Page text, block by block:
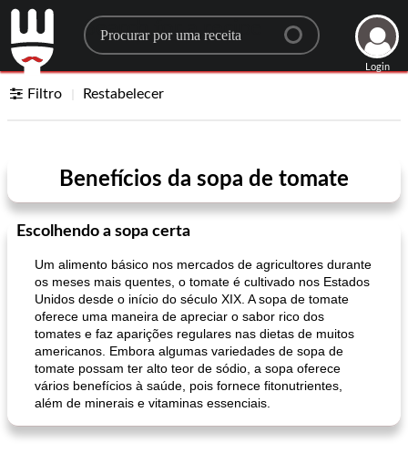
Search for a recipe
Login
Filtro Restabelecer
Benefícios da sopa de tomate
Escolhendo a sopa certa
Um alimento básico nos mercados de agricultores durante
os meses mais quentes, o tomate é cultivado nos Estados
Unidos desde o início do século XIX. A sopa de tomate
oferece uma maneira de apreciar o sabor rico dos
tomates e faz aparições regulares nas dietas de muitos
americanos. Embora algumas variedades de sopa de
tomate possam ter alto teor de sódio, a sopa oferece
vários benefícios à saúde, pois fornece fitonutrientes,
além de minerais e vitaminas essenciais.